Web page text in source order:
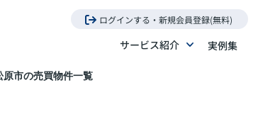
ログインする・新規会員登録(無料)
サービス紹介 実例集
原市の売買物件一覧